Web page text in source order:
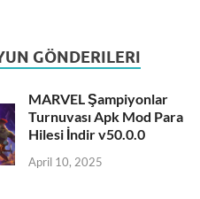
GÖNDERILERI
MARVEL Şampiyonlar
Turnuvası Apk Mod Para
Hilesi İndir v50.0.0
April 10, 2025